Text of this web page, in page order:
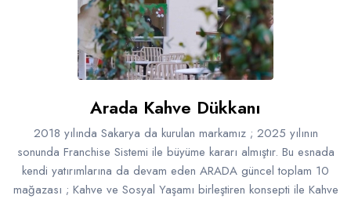
Arada Kahve Dükkanı
2018 yılında Sakarya da kurulan markamız ; 2025 yılının
sonunda Franchise Sistemi ile büyüme kararı almıştır. Bu esnada
kendi yatırımlarına da devam eden ARADA güncel toplam 10
mağazası ; Kahve ve Sosyal Yaşamı birleştiren konsepti ile Kahve